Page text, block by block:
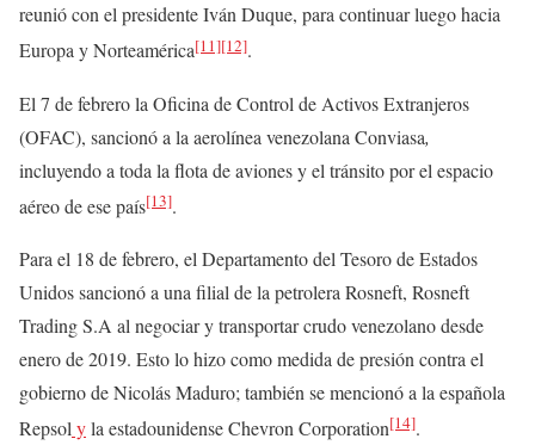
reunió con el presidente Iván Duque, para continuar luego hacia
Europa y Norteamérica[11][12].
El 7 de febrero la Oficina de Control de Activos Extranjeros
(OFAC), sancionó a la aerolínea venezolana Conviasa,
incluyendo a toda la flota de aviones y el tránsito por el espacio
aéreo de ese país[13].
Para el 18 de febrero, el Departamento del Tesoro de Estados
Unidos sancionó a una filial de la petrolera Rosneft, Rosneft
Trading S.A al negociar y transportar crudo venezolano desde
enero de 2019. Esto lo hizo como medida de presión contra el
gobierno de Nicolás Maduro;​ también se mencionó a la española
Repsolyla estadounidense Chevron Corporation[14].